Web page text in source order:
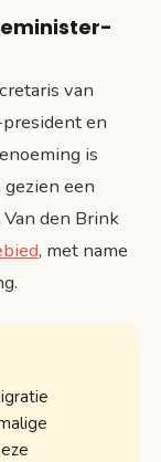
van
en
is
een
den Brink
, met name